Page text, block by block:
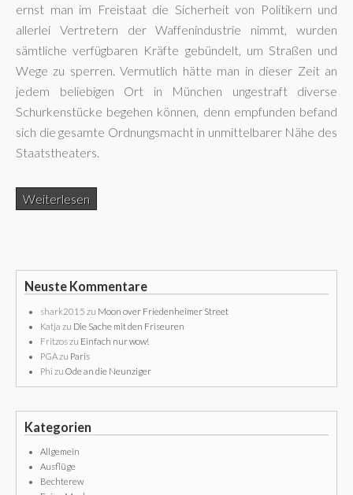
ernst man im Freistaat die Sicherheit von Politikern und
allerlei Vertretern der Waffenindustrie nimmt, wurden
sämtliche verfügbaren Kräfte gebündelt, um Straßen und
Wege zu sperren. Vermutlich hätte man in dieser Zeit an
jedem beliebigen Ort in München ungestraft diverse
Schurkenstücke begehen können, denn empfunden befand
sich die gesamte Ordnungsmacht in unmittelbarer Nähe des
Staatstheaters.
Weiterlesen
Neuste Kommentare
shark2015 zu Moon over Friedenheimer Street
Katja zu Die Sache mit den Friseuren
Fritzoszu Einfach nur wow!
PGAzu Paris
Phi zu Ode an die Neunziger
Kategorien
Allgemein
Ausflüge
Bechterew